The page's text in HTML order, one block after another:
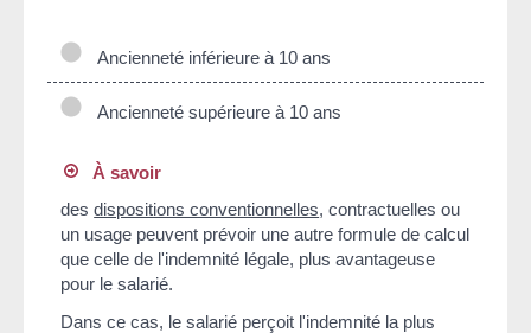
Ancienneté inférieure à 10 ans
Ancienneté supérieure à 10 ans
À savoir
desdispositions conventionnelles, contractuelles ou
un usage peuvent prévoir une autre formule de calcul
que celle de l'indemnité légale, plus avantageuse
pour le salarié.
Dans ce cas, le salarié perçoit l'indemnité la plus